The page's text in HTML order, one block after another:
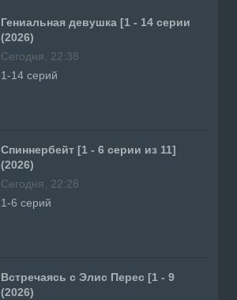
Гениальная девушка [1 - 14 серии
(2026)
Сегодня, 22:38
1-14 серий
Спиннербейт [1 - 6 серии из 11]
(2026)
Сегодня, 22:28
1-6 серий
Встречаясь с Элис Перес [1 - 9
(2026)